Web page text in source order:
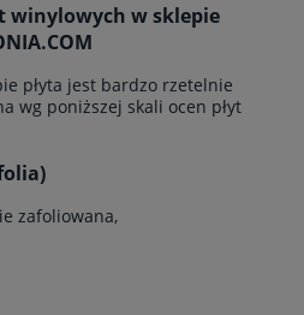
winylowych w sklepie
płyta jest bardzo rzetelnie
wg poniższej skali ocen płyt
zafoliowana,